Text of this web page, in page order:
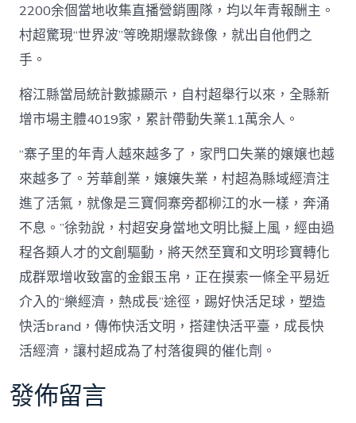
2200余個當地收集直播營銷團隊，均以年青報酬主。
村超驚現“世界波”等晚期爆款錄像，就出自他們之
手。
榕江縣當局統計數據顯示，自村超舉行以來，全縣新
增市場主體4019家，累計帶動失業1.1萬余人。
“寨子里的年青人越來越多了，家門口失業的嬢嬢也越
來越多了。芳華創業，嬢嬢失業，村超為縣域經濟注
進了活氣，就像是三寶侗寨旁都柳江的水一樣，奔涌
不息。”徐勃說，村超安身當地文明比擬上風，經由過
程各類人才的文創驅動，將天然至寶和文明珍寶轉化
成群眾增收致富的金銀玉帛，正在摸索一條全平易近
介入的“樂經濟，熱成長”途徑，踢好快活足球，塑造
快活brand，傳佈快活文明，搭建快活平臺，成長快
活經濟，讓村超成為了村落復興的催化劑。
發佈留言